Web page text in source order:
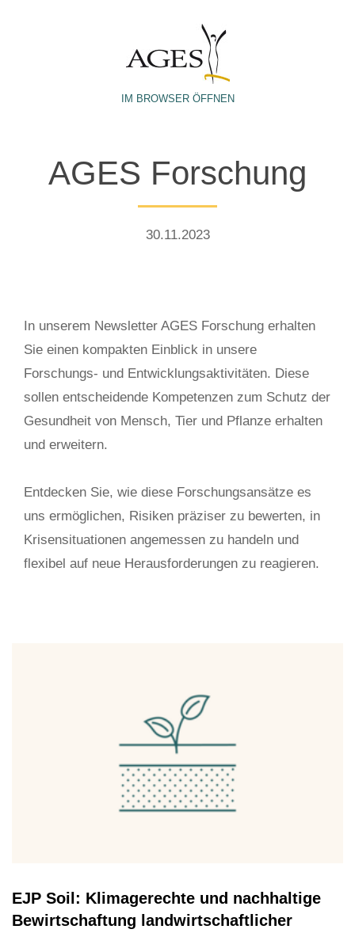
IM BROWSER ÖFFNEN
AGES Forschung
30.11.2023
In unserem Newsletter AGES Forschung erhalten
Sie einen kompakten Einblick in unsere
Forschungs- und Entwicklungsaktivitäten. Diese
sollen entscheidende Kompetenzen zum Schutz der
Gesundheit von Mensch, Tier und Pflanze erhalten
und erweitern.
Entdecken Sie, wie diese Forschungsansätze es
uns ermöglichen, Risiken präziser zu bewerten, in
Krisensituationen angemessen zu handeln und
flexibel auf neue Herausforderungen zu reagieren.
EJP Soil: Klimagerechte und nachhaltige
Bewirtschaftung landwirtschaftlicher